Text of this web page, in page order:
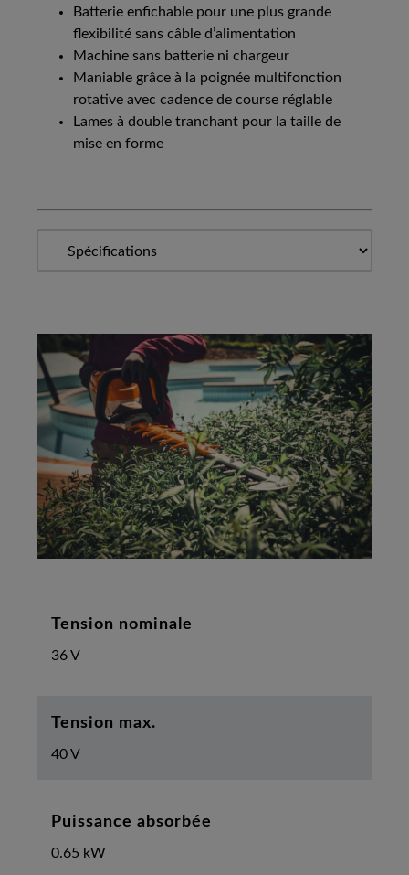
Batterie enfichable pour une plus grande
flexibilité sans câble d’alimentation
Machine sans batterie ni chargeur
Maniable grâce à la poignée multifonction
rotative avec cadence de course réglable
Lames à double tranchant pour la taille de
mise en forme
Tension nominale
36 V
Tension max.
40 V
Puissance absorbée
0.65 kW